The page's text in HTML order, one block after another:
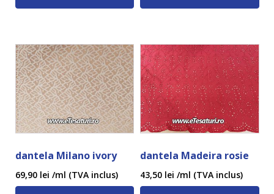
dantela Milano ivory
69,90 lei /ml (TVA inclus)
dantela Madeira rosie
43,50 lei /ml (TVA inclus)